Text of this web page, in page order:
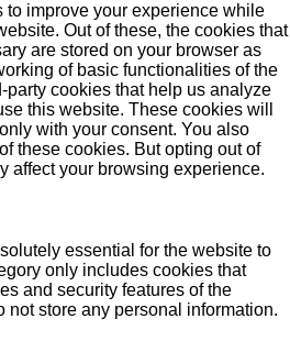
improve your experience while
Out of these, the cookies that
are stored on your browser as
of basic functionalities of the
cookies that help us analyze
this website. These cookies will
with your consent. You also
these cookies. But opting out of
affect your browsing experience.
essential for the website to
only includes cookies that
and security features of the
not store any personal information.